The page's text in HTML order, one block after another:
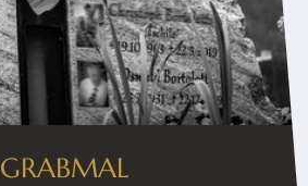
GRABMAL